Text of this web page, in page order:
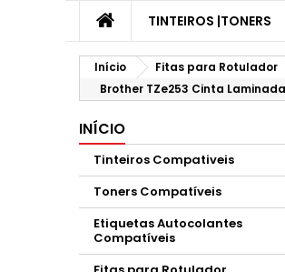
TINTEIROS |TONERS
Início Fitas para Rotulador
Brother TZe253 Cinta
INÍCIO
Tinteiros Compativeis
Toners Compatíveis
Etiquetas Autocolantes
Compatíveis